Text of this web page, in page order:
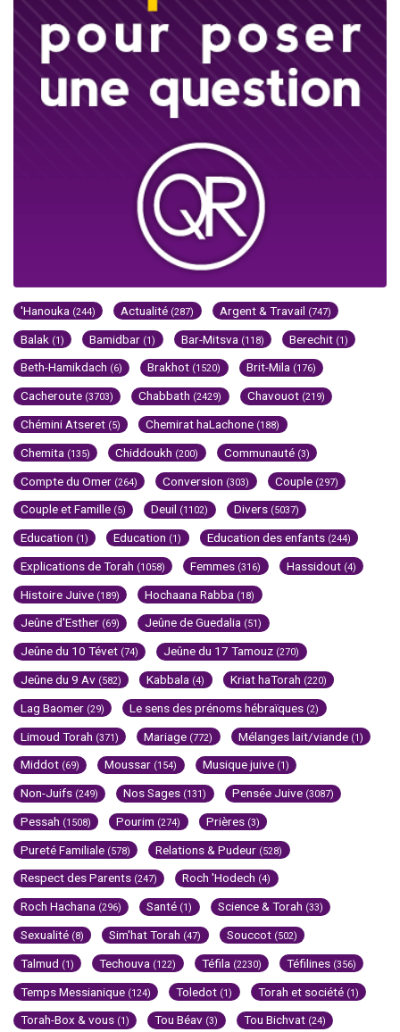
'Hanouka (244) Actualité (287) Argent & Travail (747)
Balak (1) Bamidbar (1) Bar-Mitsva (118) Berechit (1)
Beth-Hamikdach (6) Brakhot (1520) Brit-Mila (176)
Cacheroute (3703) Chabbath (2429) Chavouot (219)
Chémini Atseret (5) Chemirat haLachone (188)
Chemita (135) Chiddoukh (200) Communauté (3)
Compte du Omer (264) Conversion (303) Couple (297)
Couple et Famille (5) Deuil (1102) Divers (5037)
Education (1) Education (1) Education des enfants (244)
Explications de Torah (1058) Femmes (316) Hassidout (4)
Histoire Juive (189) Hochaana Rabba (18)
Jeûne d'Esther (69) Jeûne de Guedalia (51)
Jeûne du 10 Tévet (74) Jeûne du 17 Tamouz (270)
Jeûne du 9 Av (582) Kabbala (4) Kriat haTorah (220)
Lag Baomer (29) Le sens des prénoms hébraïques (2)
Limoud Torah (371) Mariage (772) Mélanges lait/viande (1)
Middot (69) Moussar (154) Musique juive (1)
Non-Juifs (249) Nos Sages (131) Pensée Juive (3087)
Pessah (1508) Pourim (274) Prières (3)
Pureté Familiale (578) Relations & Pudeur (528)
Respect des Parents (247) Roch 'Hodech (4)
Roch Hachana (296) Santé (1) Science & Torah (33)
Sexualité (8) Sim'hat Torah (47) Souccot (502)
Talmud (1) Techouva (122) Téfila (2230) Téfilines (356)
Temps Messianique (124) Toledot (1) Torah et société (1)
Torah-Box & vous (1) Tou Béav (3) Tou Bichvat (24)